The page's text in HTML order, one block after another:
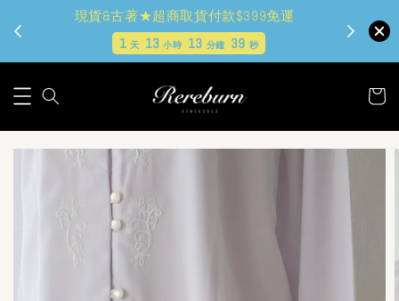
現貨&古著★超商取貨付款$399免運
1天 13小時 13 分鐘 38 秒